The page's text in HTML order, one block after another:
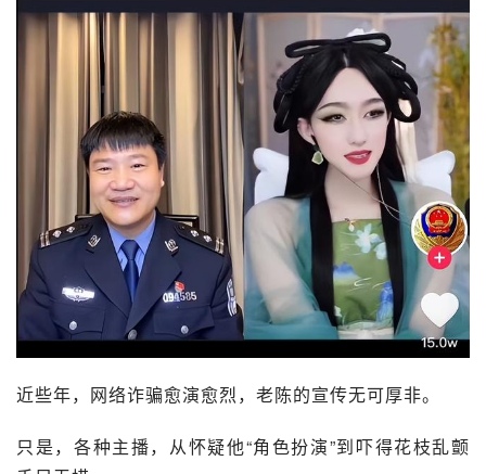
近些年，网络诈骗愈演愈烈， 老陈的宣传无可厚非。
只是，各种主播，从怀疑他“角色扮演”到吓得花枝乱颤